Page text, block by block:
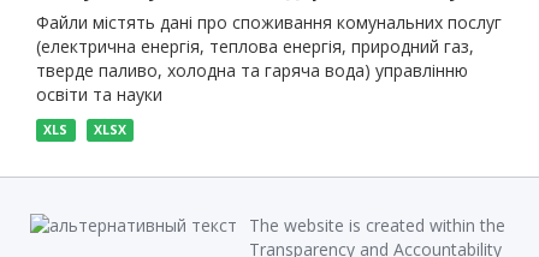
Файли містять дані про споживання комунальних послуг
(електрична енергія, теплова енергія, природний газ,
тверде паливо, холодна та гаряча вода) управлінню
освіти та науки
XLS XLSX
The website is created within the
Transparency and Accountability